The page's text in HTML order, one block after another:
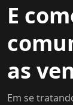
E
as
Em se